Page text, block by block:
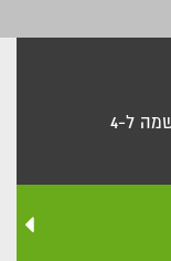
5% הנחה בהרשמה לזוג. 8% הנחה בהרשמה ל-4